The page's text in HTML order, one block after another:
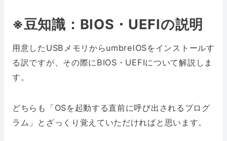
※豆知識：BIOS・UEFIの説明
用意したUSBメモリからumbrelOSをインストールす
る訳ですが、その際にBIOS・UEFIについて解説しま
す。
どちらも「OSを起動する直前に呼び出されるプログ
ラム」とざっくり覚えていただければと思います。